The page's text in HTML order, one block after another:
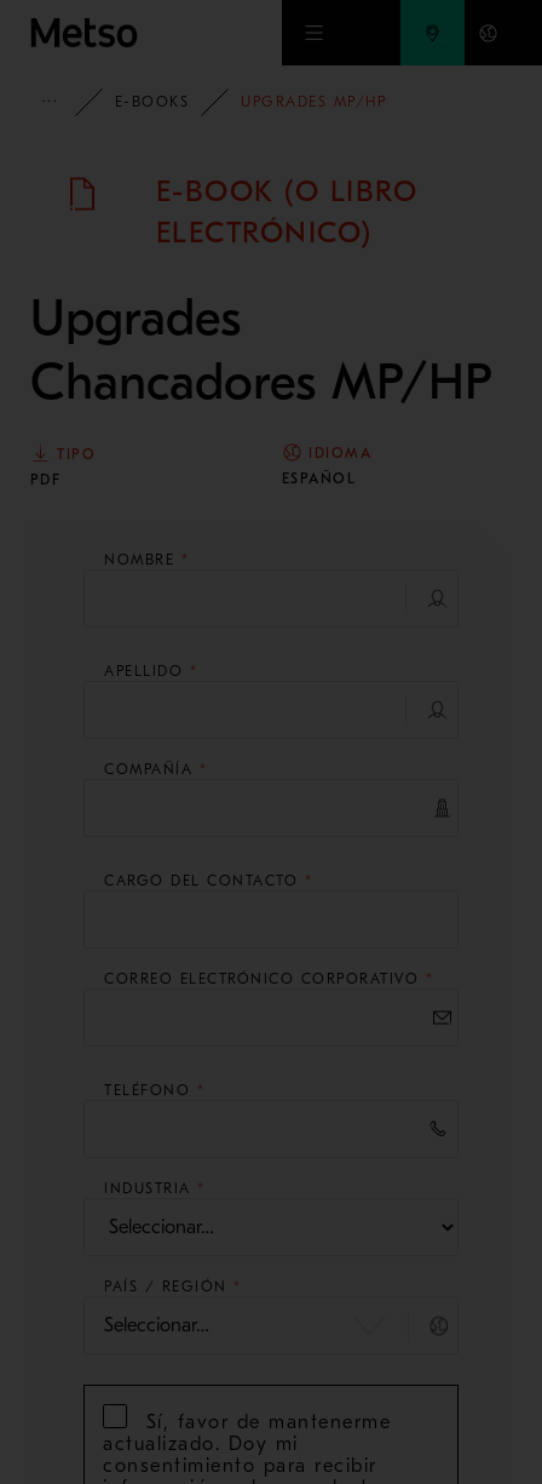
Ir al contenido principal
INFORMACIÓN
E-BOOKS UPGRADES MP/HP
Upgrades
Chancadores MP/HP
E-BOOK (O LIBRO
ELECTRÓNICO)
TIPO
PDF
IDIOMA
ESPAÑOL